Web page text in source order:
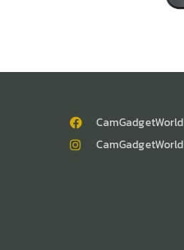
CamGadgetWorld
CamGadgetWorld